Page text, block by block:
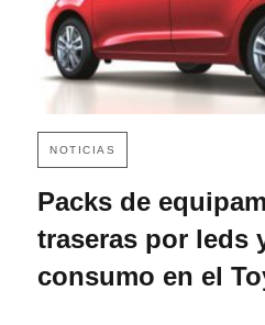
NOTICIAS
Packs de
traseras por leds
consumo en el